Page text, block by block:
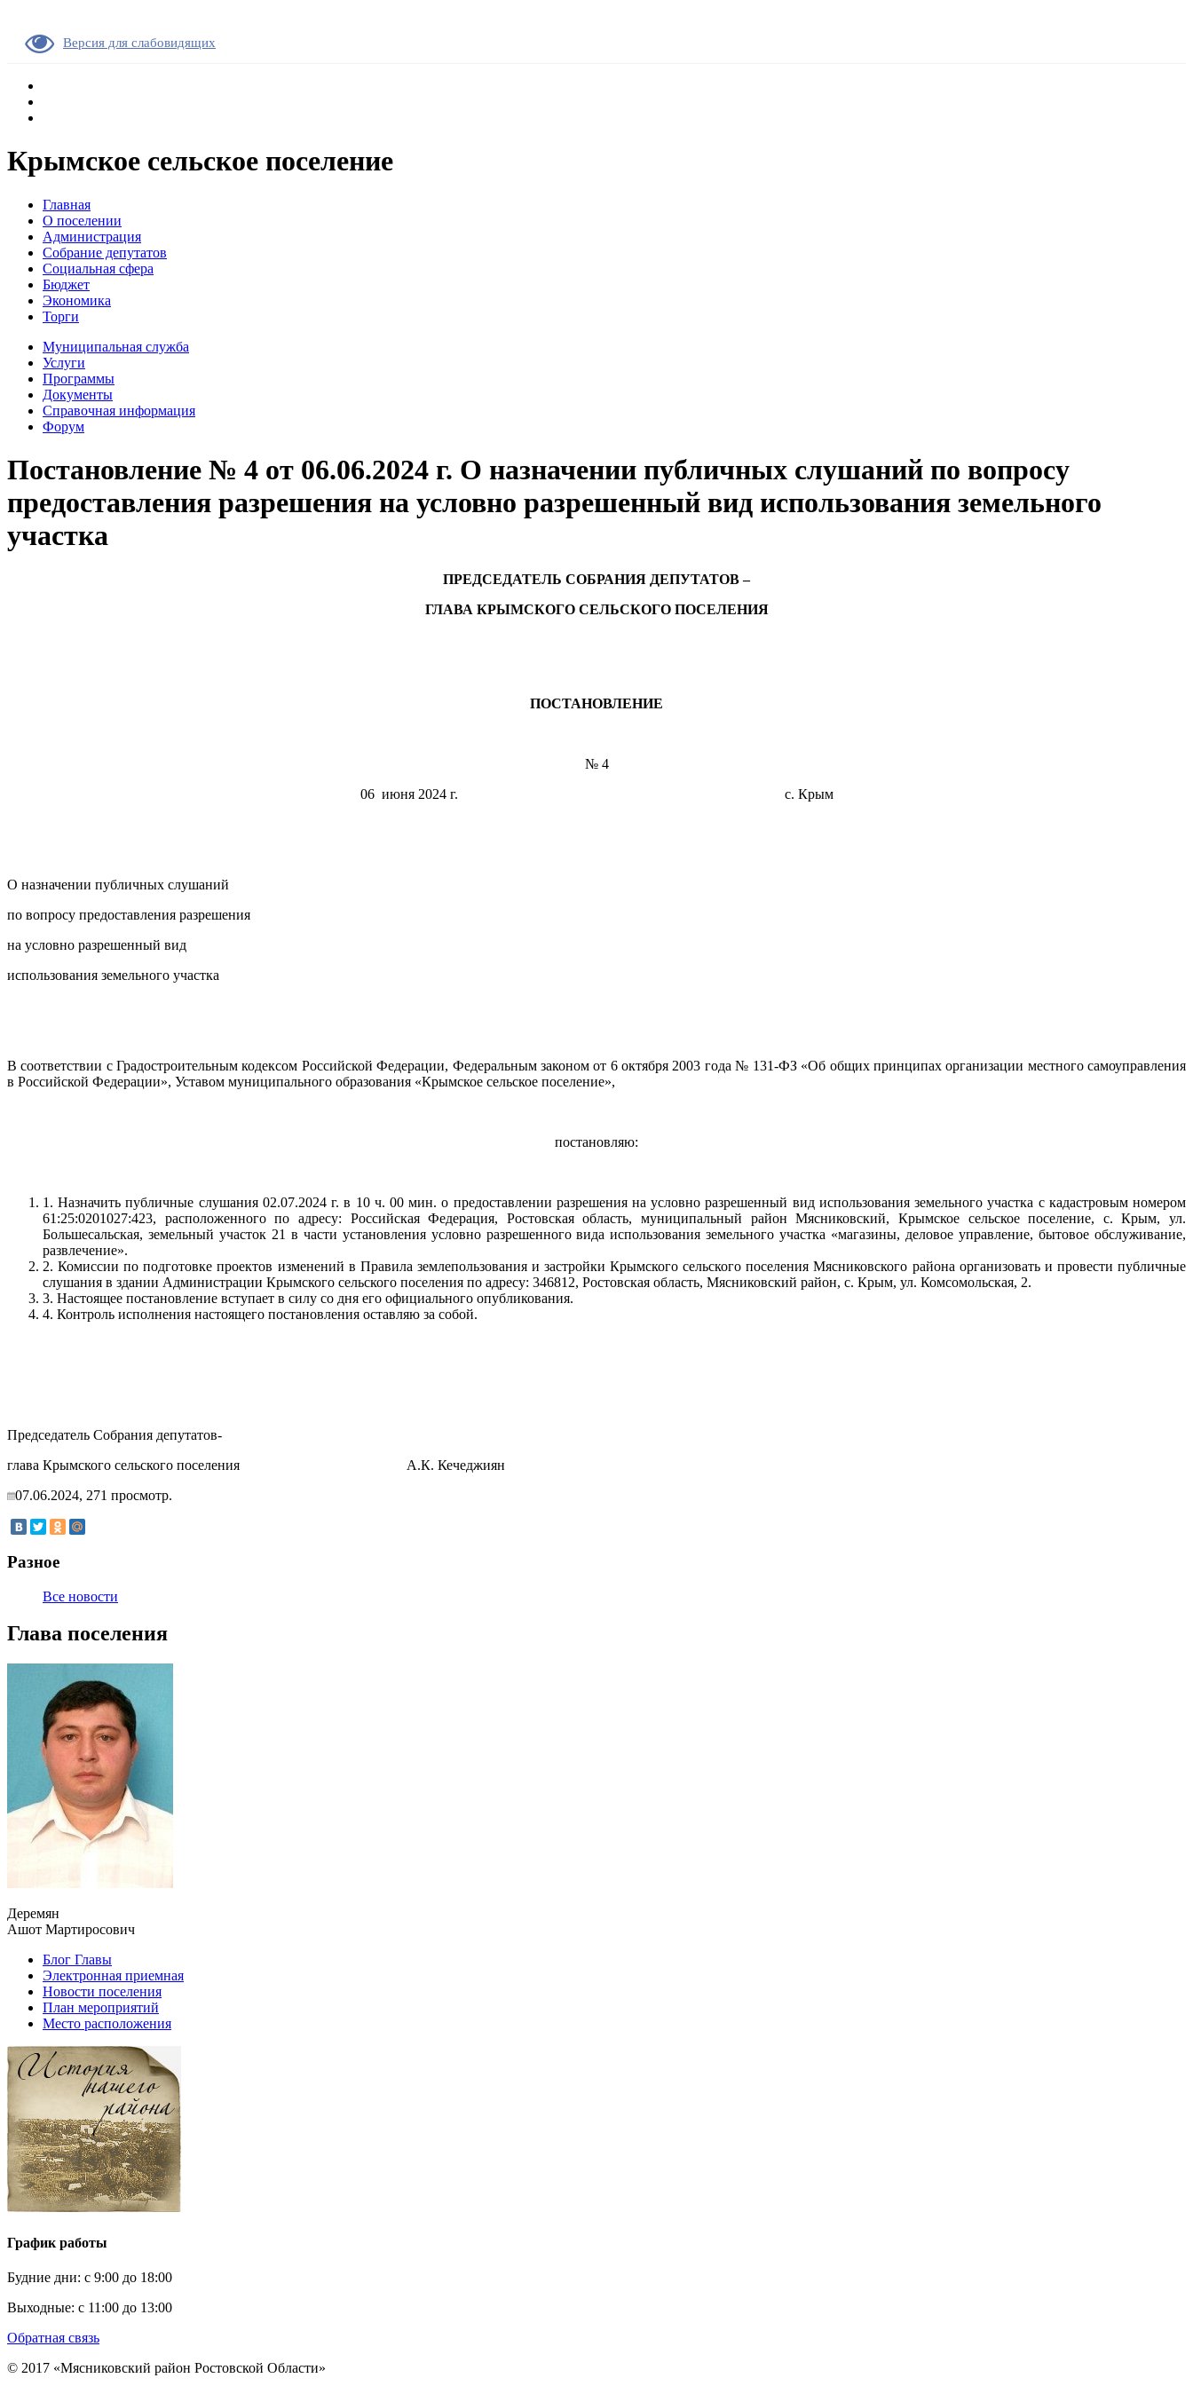
Версия для слабовидящих
Крымское сельское поселение
Главная
О поселении
Администрация
Собрание депутатов
Социальная сфера
Бюджет
Экономика
Торги
Муниципальная служба
Услуги
Программы
Документы
Справочная информация
Форум
Постановление № 4 от 06.06.2024 г. О назначении публичных слушаний по вопросу
предоставления разрешения на условно разрешенный вид использования земельного
участка
ПРЕДСЕДАТЕЛЬ СОБРАНИЯ ДЕПУТАТОВ –
ГЛАВА КРЫМСКОГО СЕЛЬСКОГО ПОСЕЛЕНИЯ
ПОСТАНОВЛЕНИЕ
№ 4
06 июня 2024 г. с. Крым
О назначении публичных слушаний
по вопросу предоставления разрешения
на условно разрешенный вид
использования земельного участка
В соответствии с Градостроительным кодексом Российской Федерации, Федеральным законом от 6 октября 2003 года № 131-ФЗ «Об общих принципах организации местного самоуправления
в Российской Федерации», Уставом муниципального образования «Крымское сельское поселение»,
постановляю:
1. Назначить публичные слушания 02.07.2024 г. в 10 ч. 00 мин. о предоставлении разрешения на условно разрешенный вид использования земельного участка с кадастровым номером
61:25:0201027:423, расположенного по адресу: Российская Федерация, Ростовская область, муниципальный район Мясниковский, Крымское сельское поселение, с. Крым, ул.
Большесальская, земельный участок 21 в части установления условно разрешенного вида использования земельного участка «магазины, деловое управление, бытовое обслуживание,
развлечение».
2. Комиссии по подготовке проектов изменений в Правила землепользования и застройки Крымского сельского поселения Мясниковского района организовать и провести публичные
слушания в здании Администрации Крымского сельского поселения по адресу: 346812, Ростовская область, Мясниковский район, с. Крым, ул. Комсомольская, 2.
3. Настоящее постановление вступает в силу со дня его официального опубликования.
4. Контроль исполнения настоящего постановления оставляю за собой.
Председатель Собрания депутатов-
глава Крымского сельского поселения А.К. Кечеджиян
07.06.2024, 271 просмотр.
Разное
Все новости
Глава поселения
Деремян
Ашот Мартиросович
Блог Главы
Электронная приемная
Новости поселения
План мероприятий
Место расположения
График работы
Будние дни: c 9:00 до 18:00
Выходные: с 11:00 до 13:00
Обратная связь
© 2017 «Мясниковский район Ростовской Области»